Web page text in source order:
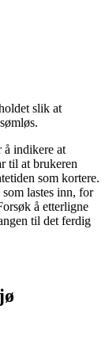
slik at
å indikere at
til at brukeren
som kortere.
lastes inn, for
å etterligne
til det ferdig